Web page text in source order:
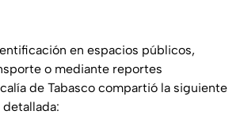
en espacios públicos,
o mediante reportes
de Tabasco compartió la siguiente